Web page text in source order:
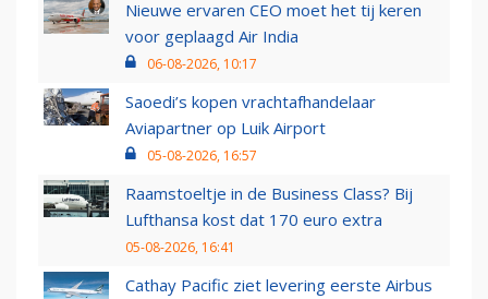
Nieuwe ervaren CEO moet het tij keren
voor geplaagd Air India
06-08-2026, 10:17
Saoedi’s kopen vrachtafhandelaar
Aviapartner op Luik Airport
05-08-2026, 16:57
Raamstoeltje in de Business Class? Bij
Lufthansa kost dat 170 euro extra
05-08-2026, 16:41
Cathay Pacific ziet levering eerste Airbus